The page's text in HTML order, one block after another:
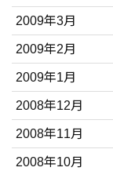
2009年3月
2009年2月
2009年1月
2008年12月
2008年11月
2008年10月